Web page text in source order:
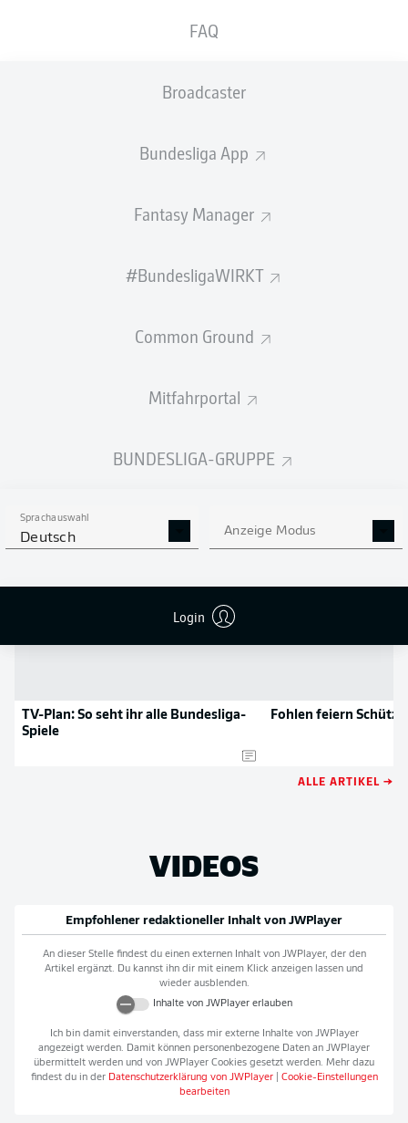
FAQ
Broadcaster
Bundesliga App
Fantasy Manager
#BundesligaWIRKT
Common Ground
Mitfahrportal
BUNDESLIGA-GRUPPE
Sprachauswahl
Deutsch Anzeige Modus
Login
NEWS
TV-Plan: So seht ihr alle Bundesliga-
Spiele
Fohlen feiern
ALLE ARTIKEL →
VIDEOS
Empfohlener redaktioneller Inhalt von JWPlayer
An dieser Stelle findest du einen externen Inhalt von JWPlayer, der den
Artikel ergänzt. Du kannst ihn dir mit einem Klick anzeigen lassen und
wieder ausblenden.
Inhalte von JWPlayererlauben
Ich bin damit einverstanden, dass mir externe Inhalte von JWPlayer
angezeigt werden. Damit können personenbezogene Daten an JWPlayer
übermittelt werden und von JWPlayer Cookies gesetzt werden. Mehr dazu
findest du in der Datenschutzerklärung von JWPlayer| Cookie-Einstellungen
bearbeiten